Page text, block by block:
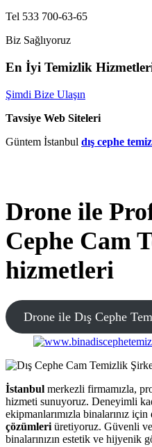
Tel 533 700-63-65
Biz Sağlıyoruz
En İyi Temizlik
Şimdi Bize Ulaşın
Tavsiye Web Siteleri
Güntem İstanbul dış cephe
Drone ile
Cephe Cam
hizmetleri
Drone ile Dış Cephe
İstanbul merkezli firmamızla,
hizmeti sunuyoruz. Deneyimli
ekipmanlarımızla binalarınız için
çözümleri üretiyoruz. Güvenli ve
binalarınızın estetik ve hijyenik